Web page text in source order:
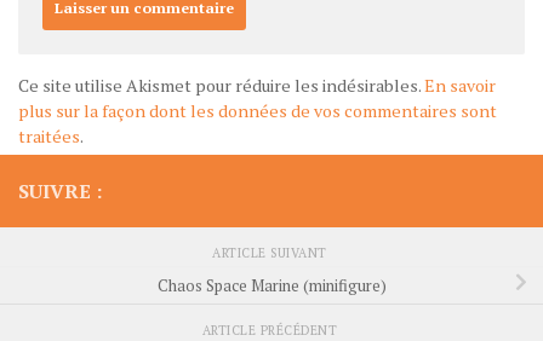
Ce site utilise Akismet pour réduire les indésirables.En savoir
plus sur la façon dont les données de vos commentaires sont
traitées.
SUIVRE :
ARTICLE SUIVANT
Chaos Space Marine (minifigure)
ARTICLE PRÉCÉDENT